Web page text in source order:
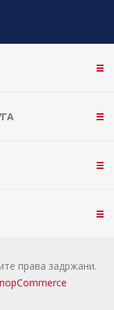
права задржани.
nopCommerce